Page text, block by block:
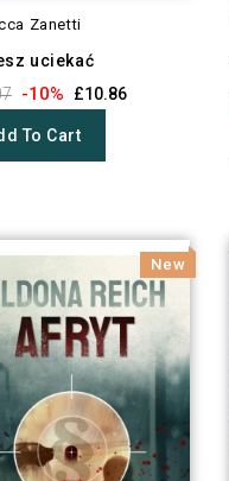
Zanetti
uciekać
-10% £10.86
To Cart
New